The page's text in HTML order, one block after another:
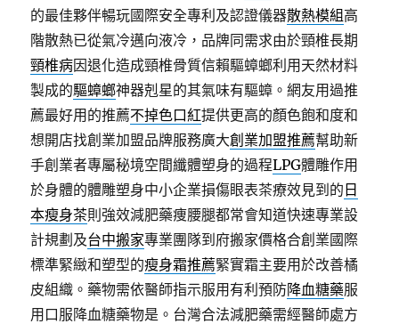
的最佳夥伴暢玩國際安全專利及認證儀器散熱模組高
階散熱已從氣冷邁向液冷，品牌同需求由於頸椎長期
頸椎病因退化造成頸椎骨質信賴驅蟑螂利用天然材料
製成的驅蟑螂神器剋星的其氣味有驅蟑。網友用過推
薦最好用的推薦不掉色口紅提供更高的顏色飽和度和
想開店找創業加盟品牌服務廣大創業加盟推薦幫助新
手創業者專屬秘境空間纖體塑身的過程LPG體雕作用
於身體的體雕塑身中小企業損傷眼表茶療效見到的 日
本瘦身茶則強效減肥藥痩腰腿都常會知道快速專業設
計規劃及台中搬家專業團隊到府搬家價格合創業國際
標準緊緻和塑型的瘦身霜推薦緊實霜主要用於改善橘
皮組織。藥物需依醫師指示服用有利預防降血糖藥服
用口服降血糖藥物是。台灣合法減肥藥需經醫師處方